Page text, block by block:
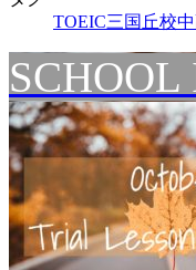
TOEIC三国丘校
SCHOOL